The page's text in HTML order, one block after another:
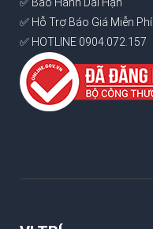
✅ Bảo Hành Dài Hạn
✅ Hỗ Trợ Báo Giá Miễn Phí
✅ HOTLINE 0904.072.157